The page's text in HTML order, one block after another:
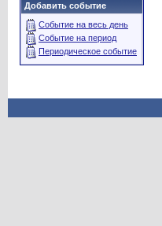
Добавить событие
Событие на весь день
Событие на период
Периодическое событие